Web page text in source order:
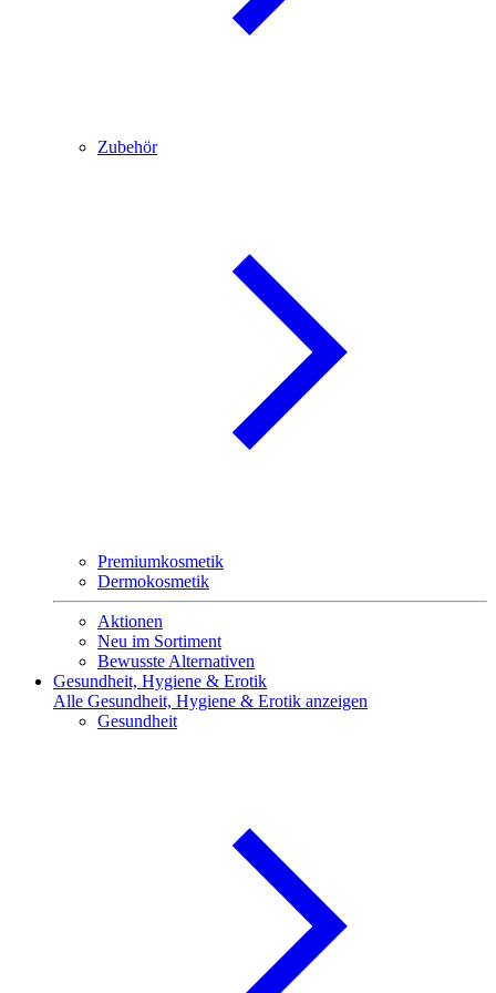
Zubehör
Premiumkosmetik
Dermokosmetik
Aktionen
Neu im Sortiment
Bewusste Alternativen
Gesundheit, Hygiene & Erotik
Alle Gesundheit, Hygiene & Erotik anzeigen
Gesundheit